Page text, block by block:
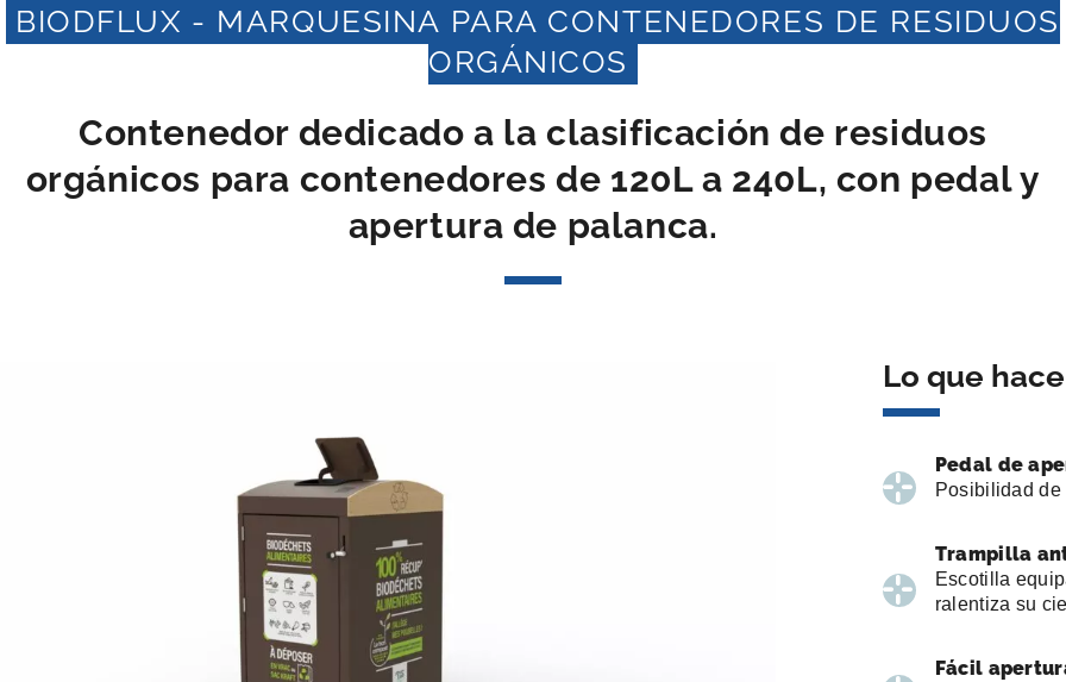
BIODFLUX - MARQUESINA PARA CONTENEDORES DE RESIDUOS
ORGÁNICOS
Contenedor dedicado a la clasificación de residuos
orgánicos para contenedores de 120L a 240L, con pedal y
apertura de palanca.
Lo que
Pedal de
Posibilidad
Trampilla
Escotilla
ralentiza su
Fácil